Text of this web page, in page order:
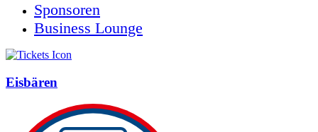
Sponsoren
Business Lounge
Eisbären